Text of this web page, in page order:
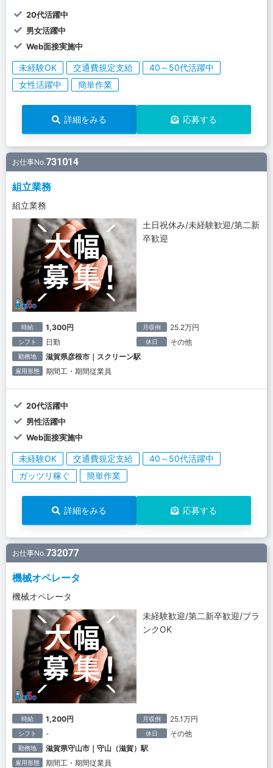
20代活躍中
男女活躍中
Web面接実施中
未経験OK 交通費規定支給
40～50代活躍中
女性活躍中
簡単作業
詳細をみる 応募する
お仕事No.731014
組立業務
組立業務
土日祝休み/未経験歓迎/第二新
卒歓迎
時給 1,300円 月収例 25.2万円
シフト 日勤 休日 その他
勤務地 滋賀県彦根市｜スクリーン駅
雇用形態 期間工・期間従業員
20代活躍中
男性活躍中
Web面接実施中
未経験OK 交通費規定支給
40～50代活躍中
ガッツリ稼ぐ
簡単作業
詳細をみる 応募する
お仕事No.732077
機械オペレータ
機械オペレータ
未経験歓迎/第二新卒歓迎/ブラ
ンクOK
時給 1,200円 月収例 25.1万円
シフト - 休日 その他
勤務地 滋賀県守山市｜守山（滋賀）駅
雇用形態 期間工・期間従業員